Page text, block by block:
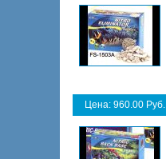
Цена: 960.00 Руб.